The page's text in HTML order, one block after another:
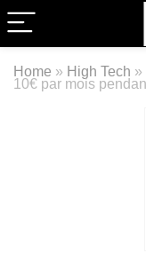
Home » High Tech »
10€ par mois